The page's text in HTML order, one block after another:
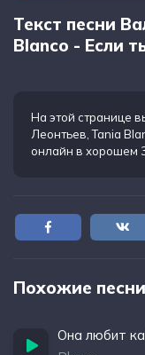
Текст песни
Blanco - Если
На этой странице
Леонтьев, Tania
онлайн в хорошем
Похожие песни
Она любит